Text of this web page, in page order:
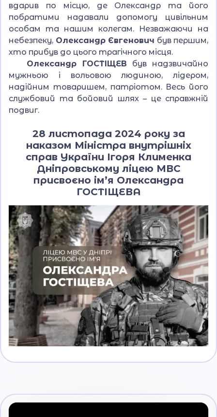
вдарив по місцю, де Олександр та його
побратими надавали допомогу цивільним
особам та нашим колегам. Незважаючи на
небезпеку, Олександр Євгенович був першим,
хто прибув до цього трагічного місця.
Олександр ГОСТІЩЕВ був надзвичайно
мужньою і вольовою людиною, лідером,
надійним товаришем, патріотом. Весь його
службовий та бойовий шлях – це справжній
подвиг.
28 листопада 2024 року за
наказом Міністра внутрішніх
справ України Ігоря Клименка
Дніпровському ліцею МВС
присвоєно ім’я Олександра
ГОСТІЩЕВА